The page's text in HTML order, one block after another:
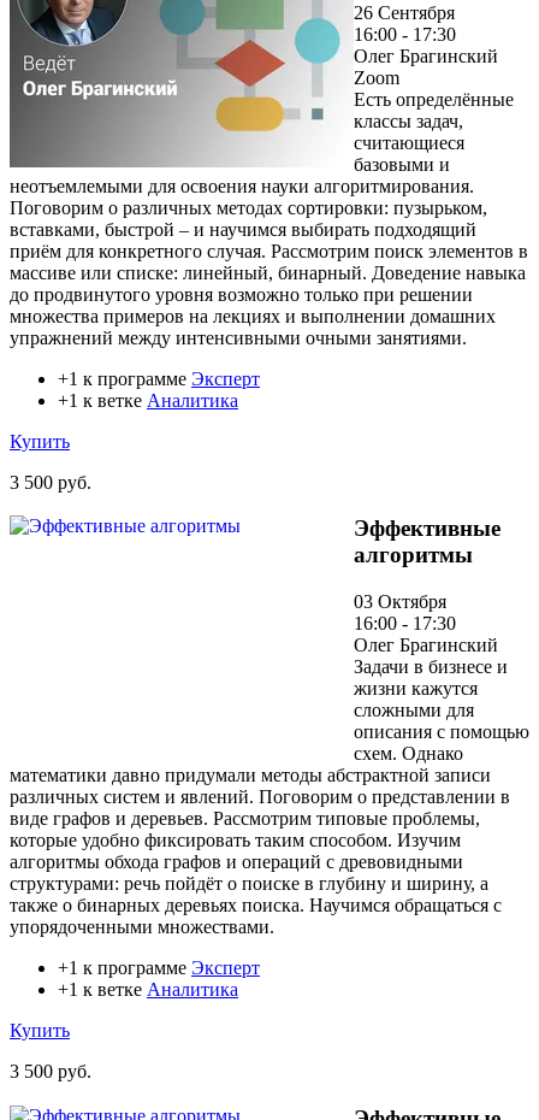
26 Сентября
16:00 - 17:30
Олег Брагинский
Zoom
Есть определённые
классы задач,
считающиеся
базовыми и
неотъемлемыми для освоения науки алгоритмирования.
Поговорим о различных методах сортировки: пузырьком,
вставками, быстрой – и научимся выбирать подходящий
приём для конкретного случая. Рассмотрим поиск элементов в
массиве или списке: линейный, бинарный. Доведение навыка
до продвинутого уровня возможно только при решении
множества примеров на лекциях и выполнении домашних
упражнений между интенсивными очными занятиями.
+1 к программе Эксперт
+1 к ветке Аналитика
Купить
3 500 руб.
Эффективные
алгоритмы
03 Октября
16:00 - 17:30
Олег Брагинский
Задачи в бизнесе и
жизни кажутся
сложными для
описания с помощью
схем. Однако
математики давно придумали методы абстрактной записи
различных систем и явлений. Поговорим о представлении в
виде графов и деревьев. Рассмотрим типовые проблемы,
которые удобно фиксировать таким способом. Изучим
алгоритмы обхода графов и операций с древовидными
структурами: речь пойдёт о поиске в глубину и ширину, а
также о бинарных деревьях поиска. Научимся обращаться с
упорядоченными множествами.
+1 к программе Эксперт
+1 к ветке Аналитика
Купить
3 500 руб.